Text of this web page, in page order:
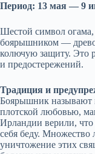
Период: 13 мая — 9
Шестой символ огама,
боярышником —
колючую защиту. Это
и предостережений.
Традиция и
Боярышник называют
плотской любовью,
Ирландии верили,
себя беду. Множество
уничтожение этих